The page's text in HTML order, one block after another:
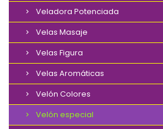
Veladora Potenciada
Velas Masaje
Velas Figura
Velas Aromáticas
Velón Colores
Velón especial